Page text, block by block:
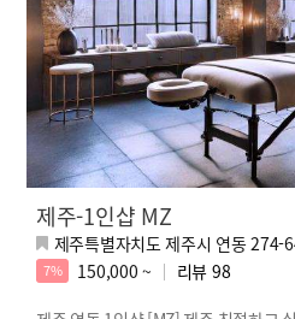
제주-1인샵 MZ
제주특별자치도 제주시 연동 274-
7% 150,000 ~ 리뷰 98